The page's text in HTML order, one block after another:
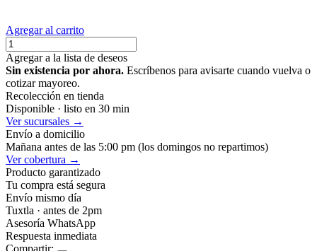
Agregar al carrito
Agregar a la lista de deseos
Sin existencia por ahora. Escríbenos para avisarte cuando vuelva o
cotizar mayoreo.
Recolección en tienda
Disponible · listo en 30 min
Ver sucursales →
Envío a domicilio
Mañana antes de las 5:00 pm (los domingos no repartimos)
Ver cobertura →
Producto garantizado
Tu compra está segura
Envío mismo día
Tuxtla · antes de 2pm
Asesoría WhatsApp
Respuesta inmediata
Compartir: